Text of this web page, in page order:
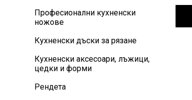
Професионални кухненски
ножове
Кухненски дъски за рязане
Кухненски аксесоари, лъжици,
цедки и форми
Рендета